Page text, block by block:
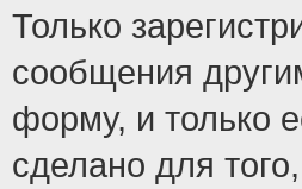
Только
сообщения
форму, и только
сделано для